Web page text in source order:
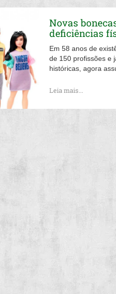
Novas
deficiências
Em 58 anos de
de 150 profissões e
históricas, agora
Leia mais...